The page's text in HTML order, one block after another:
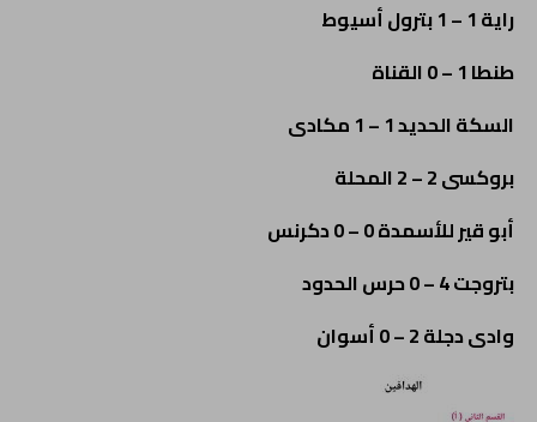
راية 1 – 1 بترول أسيوط
طنطا 1 – 0 القناة
السكة الحديد 1 – 1 مكادى
بروكسى 2 – 2 المحلة
أبو قير للأسمدة 0 – 0 دكرنس
بتروجت 4 – 0 حرس الحدود
وادى دجلة 2 – 0 أسوان